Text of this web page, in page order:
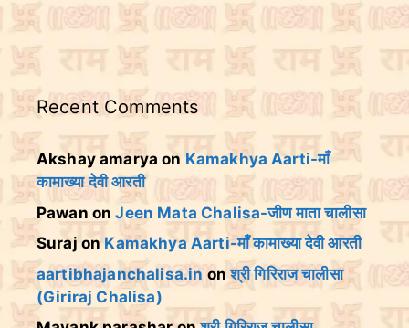
Recent Comments
Akshay amarya on Kamakhya Aarti-माँ
कामाख्या देवी आरती
Pawan onJeen Mata Chalisa-जीण माता चालीसा
Suraj on Kamakhya Aarti-माँ कामाख्या देवी आरती
aartibhajanchalisa.in onश्री गिरिराज चालीसा
(Giriraj Chalisa)